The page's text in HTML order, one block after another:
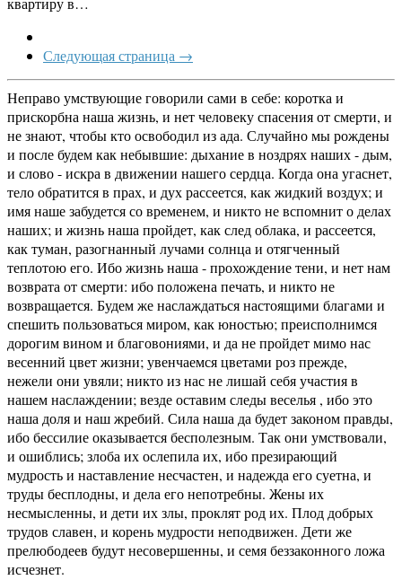
Следующая страница →
Неправо умствующие говорили сами в себе: коротка и
прискорбна наша жизнь, и нет человеку спасения от смерти, и
не знают, чтобы кто освободил из ада. Случайно мы рождены
и после будем как небывшие: дыхание в ноздрях наших - дым,
и слово - искра в движении нашего сердца. Когда она угаснет,
тело обратится в прах, и дух рассеется, как жидкий воздух; и
имя наше забудется со временем, и никто не вспомнит о делах
наших; и жизнь наша пройдет, как след облака, и рассеется,
как туман, разогнанный лучами солнца и отягченный
теплотою его. Ибо жизнь наша - прохождение тени, и нет нам
возврата от смерти: ибо положена печать, и никто не
возвращается. Будем же наслаждаться настоящими благами и
спешить пользоваться миром, как юностью; преисполнимся
дорогим вином и благовониями, и да не пройдет мимо нас
весенний цвет жизни; увенчаемся цветами роз прежде,
нежели они увяли; никто из нас не лишай себя участия в
нашем наслаждении; везде оставим следы веселья , ибо это
наша доля и наш жребий. Сила наша да будет законом правды,
ибо бессилие оказывается бесполезным. Так они умствовали,
и ошиблись; злоба их ослепила их, ибо презирающий
мудрость и наставление несчастен, и надежда его суетна, и
труды бесплодны, и дела его непотребны. Жены их
несмысленны, и дети их злы, проклят род их. Плод добрых
трудов славен, и корень мудрости неподвижен. Дети же
прелюбодеев будут несовершенны, и семя беззаконного ложа
исчезнет.